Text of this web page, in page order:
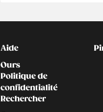
Kontakt
Aide
Ours
Politique de
confidentialité
Rechercher